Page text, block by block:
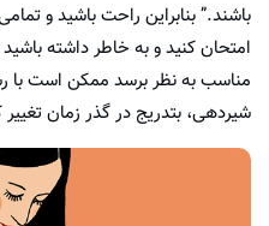
باشند.” بنابراین راحت باشید و
امتحان کنید و به خاطر داشته
مناسب به نظر برسد ممکن است با
شیردهی، بتدریج در گذر زمان تغییر